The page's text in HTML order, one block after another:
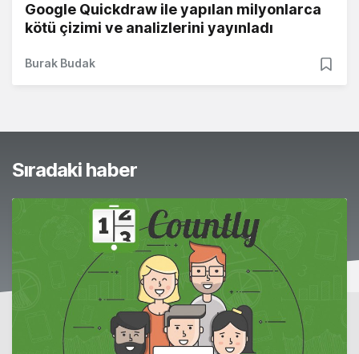
Google Quickdraw ile yapılan milyonlarca
kötü çizimi ve analizlerini yayınladı
Burak Budak
Sıradaki haber